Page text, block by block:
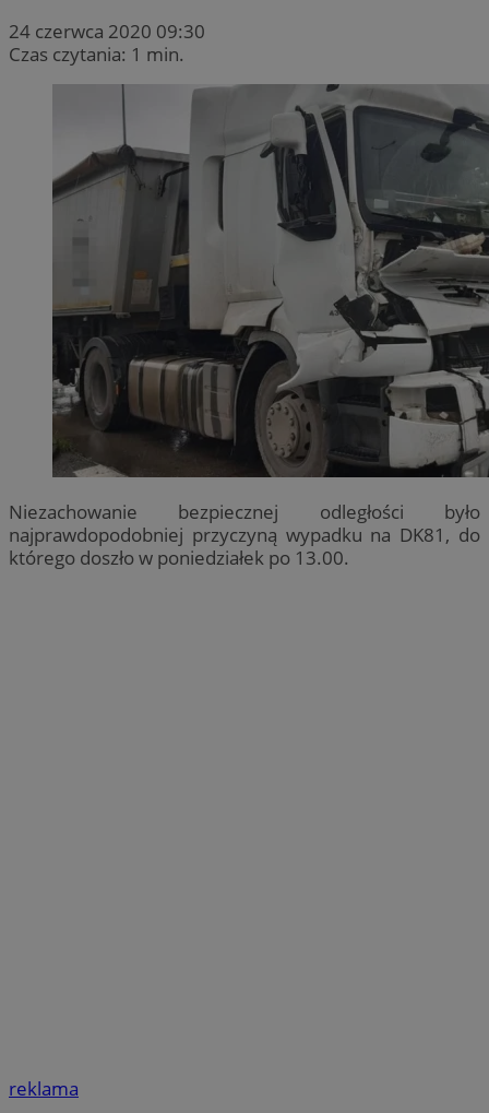
24 czerwca 2020 09:30
Czas czytania: 1 min.
Niezachowanie bezpiecznej odległości było
najprawdopodobniej przyczyną wypadku na DK81, do
którego doszło w poniedziałek po 13.00.
reklama